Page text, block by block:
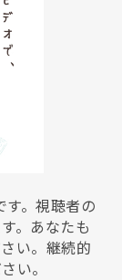
。視聴者の
。あなたも
い。継続的
い。